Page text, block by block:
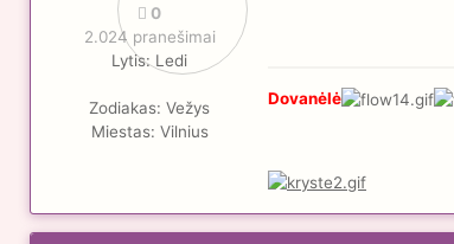
0
2.024 pranešimai
Lytis: Ledi
Zodiakas: Vežys
Miestas: Vilnius
Dovanėlė